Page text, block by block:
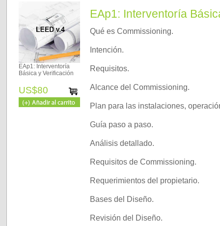
EAp1: Interventorí­a
Básica y Verificación
US$80
EAp1: Interventoría
Qué es Commissioning.
Intención.
Requisitos.
Alcance del Commissioning.
Plan para las instalaciones,
Guía paso a paso.
Análisis detallado.
Requisitos de Commissioning.
Requerimientos del propietario.
Bases del Diseño.
Revisión del Diseño.